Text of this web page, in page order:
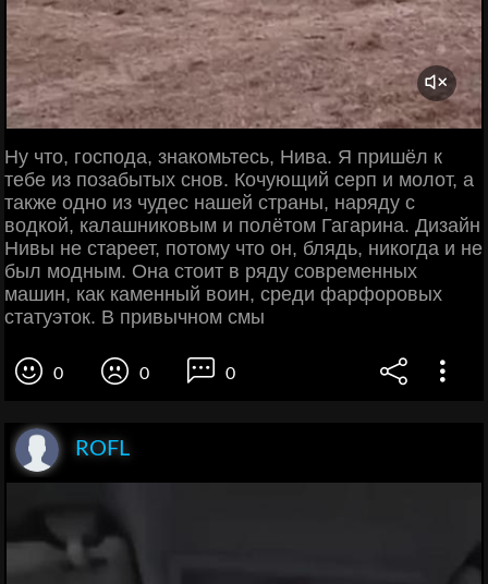
Ну что, господа, знакомьтесь, Нива. Я пришёл к
тебе из позабытых снов. Кочующий серп и молот, а
также одно из чудес нашей страны, наряду с
водкой, калашниковым и полётом Гагарина. Дизайн
Нивы не стареет, потому что он, блядь, никогда и не
был модным. Она стоит в ряду современных
машин, как каменный воин, среди фарфоровых
статуэток. В привычном смы
0 0 0
ROFL